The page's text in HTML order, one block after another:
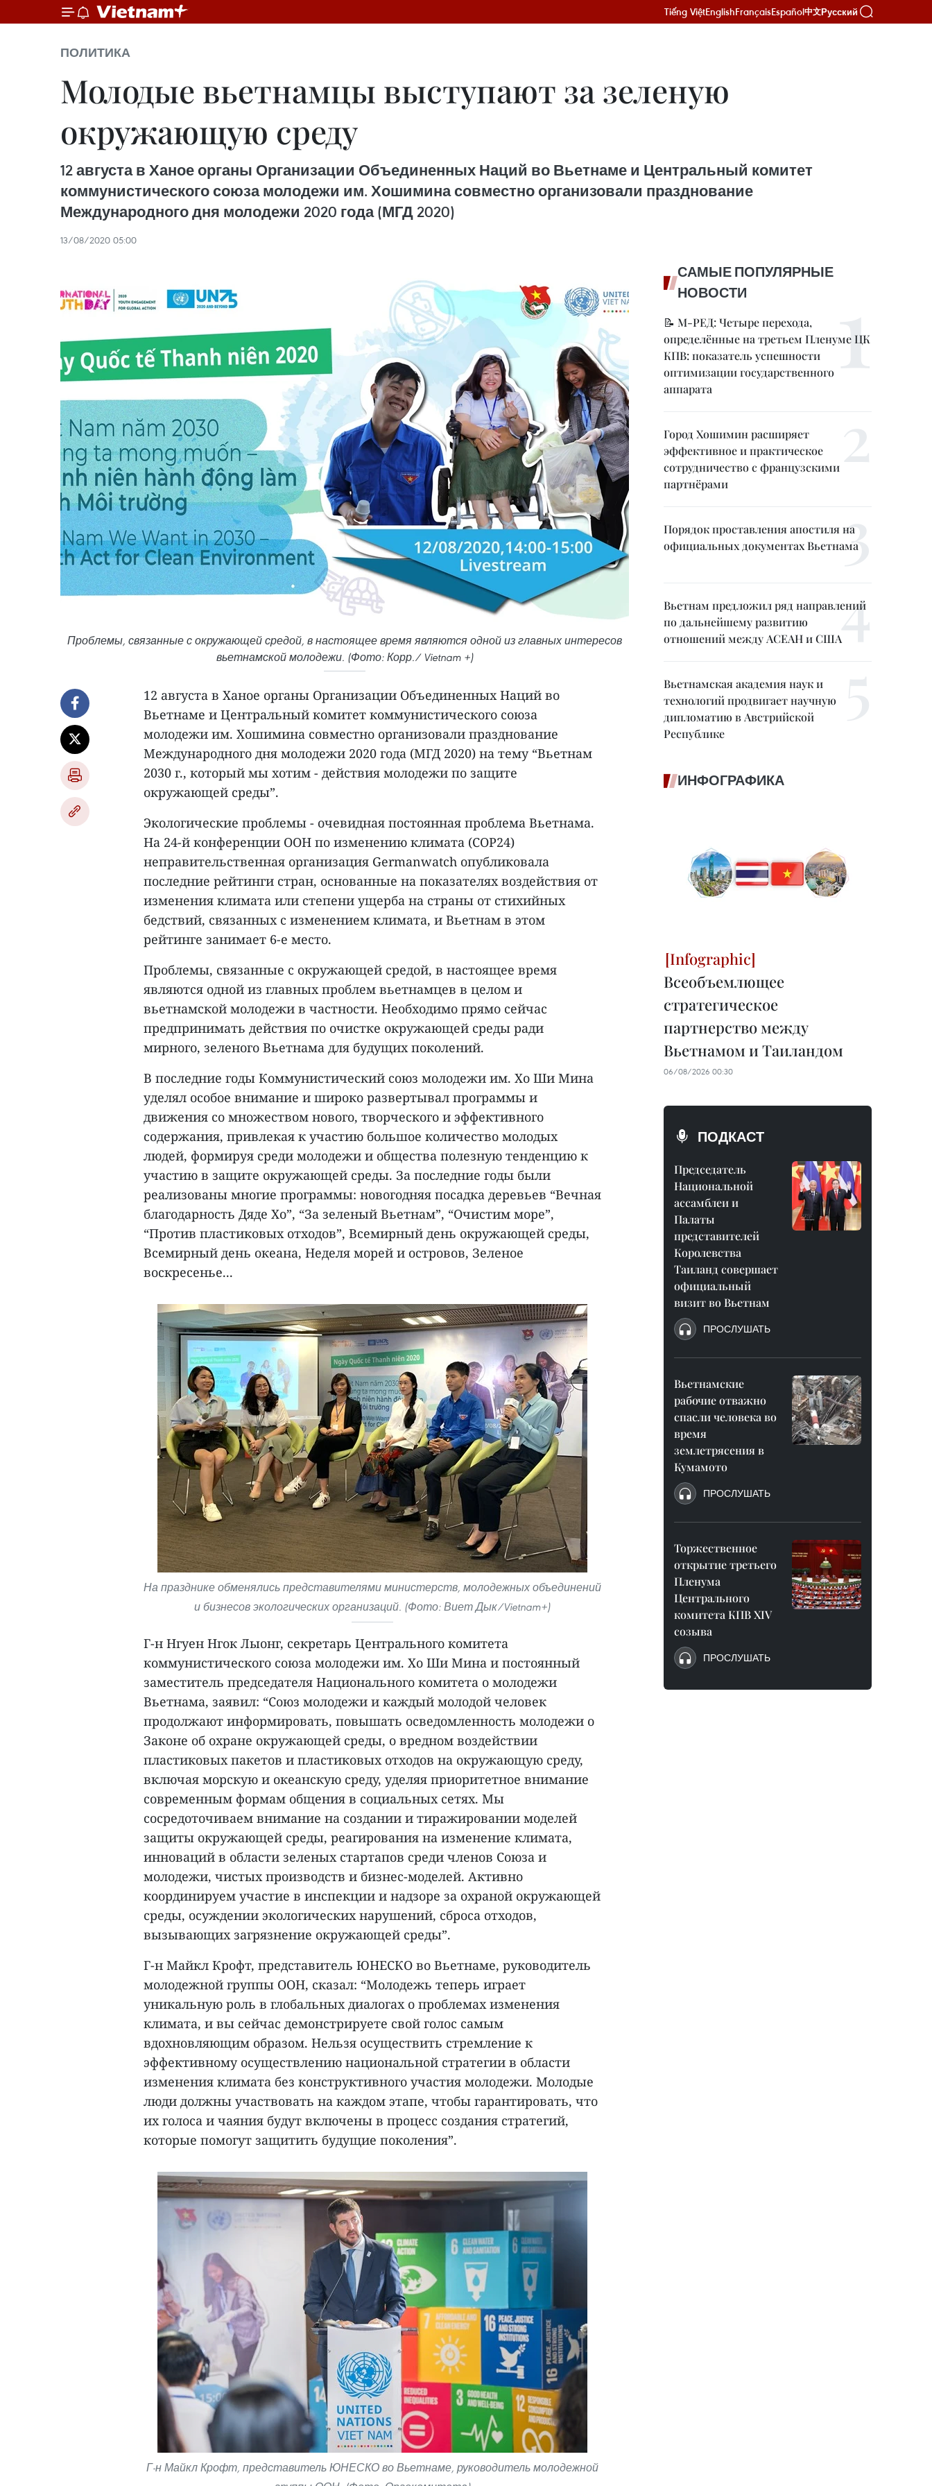
Tiếng ViệtEnglishFrançaisEspañol中文Русский
ПОЛИТИКА
Молодые вьетнамцы выступают за зеленую
окружающую среду
12 августа в Ханое органы Организации Объединенных Наций во Вьетнаме и Центральный комитет
коммунистического союза молодежи им. Хошимина совместно организовали празднование
Международного дня молодежи 2020 года (МГД 2020)
13/08/2020 05:00
Проблемы, связанные с окружающей средой, в настоящее время являются одной из главных интересов
вьетнамской молодежи. (Фото: Корр./ Vietnam +)
12 августа в Ханое органы Организации Объединенных Наций во
Вьетнаме и Центральный комитет коммунистического союза
молодежи им. Хошимина совместно организовали празднование
Международного дня молодежи 2020 года (МГД 2020) на тему “Вьетнам
2030 г., который мы хотим - действия молодежи по защите
окружающей среды”.
Экологические проблемы - очевидная постоянная проблема Вьетнама.
На 24-й конференции ООН по изменению климата (COP24)
неправительственная организация Germanwatch опубликовала
последние рейтинги стран, основанные на показателях воздействия от
изменения климата или степени ущерба на страны от стихийных
бедствий, связанных с изменением климата, и Вьетнам в этом
рейтинге занимает 6-е место.
Проблемы, связанные с окружающей средой, в настоящее время
являются одной из главных проблем вьетнамцев в целом и
вьетнамской молодежи в частности. Необходимо прямо сейчас
предпринимать действия по очистке окружающей среды ради
мирного, зеленого Вьетнама для будущих поколений.
В последние годы Коммунистический союз молодежи им. Хо Ши Мина
уделял особое внимание и широко развертывал программы и
движения со множеством нового, творческого и эффективного
содержания, привлекая к участию большое количество молодых
людей, формируя среди молодежи и общества полезную тенденцию к
участию в защите окружающей среды. За последние годы были
реализованы многие программы: новогодняя посадка деревьев “Вечная
благодарность Дяде Хо”, “За зеленый Вьетнам”, “Очистим море”,
“Против пластиковых отходов”, Всемирный день окружающей среды,
Всемирный день океана, Неделя морей и островов, Зеленое
воскресенье...
На празднике обменялись представителями министерств, молодежных объединений
и бизнесов экологических организаций. (Фото: Виет Дык/Vietnam+)
Г-н Нгуен Нгок Лыонг, секретарь Центрального комитета
коммунистического союза молодежи им. Хо Ши Мина и постоянный
заместитель председателя Национального комитета о молодежи
Вьетнама, заявил: “Союз молодежи и каждый молодой человек
продолжают информировать, повышать осведомленность молодежи о
Законе об охране окружающей среды, о вредном воздействии
пластиковых пакетов и пластиковых отходов на окружающую среду,
включая морскую и океанскую среду, уделяя приоритетное внимание
современным формам общения в социальных сетях. Мы
сосредоточиваем внимание на создании и тиражировании моделей
защиты окружающей среды, реагирования на изменение климата,
инноваций в области зеленых стартапов среди членов Союза и
молодежи, чистых производств и бизнес-моделей. Активно
координируем участие в инспекции и надзоре за охраной окружающей
среды, осуждении экологических нарушений, сброса отходов,
вызывающих загрязнение окружающей среды”.
Г-н Майкл Крофт, представитель ЮНЕСКО во Вьетнаме, руководитель
молодежной группы ООН, сказал: “Молодежь теперь играет
уникальную роль в глобальных диалогах о проблемах изменения
климата, и вы сейчас демонстрируете свой голос самым
вдохновляющим образом. Нельзя осуществить стремление к
эффективному осуществлению национальной стратегии в области
изменения климата без конструктивного участия молодежи. Молодые
люди должны участвовать на каждом этапе, чтобы гарантировать, что
их голоса и чаяния будут включены в процесс создания стратегий,
которые помогут защитить будущие поколения”.
Г-н Майкл Крофт, представитель ЮНЕСКО во Вьетнаме, руководитель молодежной
САМЫЕ ПОПУЛЯРНЫЕ
НОВОСТИ
📝 М-РЕД: Четыре перехода,
определённые на третьем Пленуме ЦК
КПВ: показатель успешности
оптимизации государственного
аппарата
Город Хошимин расширяет
эффективное и практическое
сотрудничество с французскими
партнёрами
Порядок проставления апостиля на
официальных документах Вьетнама
Вьетнам предложил ряд направлений
по дальнейшему развитию
отношений между АСЕАН и США
Вьетнамская академия наук и
технологий продвигает научную
дипломатию в Австрийской
Республике
ИНФОГРАФИКА
Всеобъемлющее
стратегическое
партнерство между
Вьетнамом и Таиландом
06/08/2026 00:30
ПОДКАСТ
Председатель
Национальной
ассамблеи и
Палаты
представителей
Королевства
Таиланд совершает
официальный
визит во Вьетнам
ПРОСЛУШАТЬ
Вьетнамские
рабочие отважно
спасли человека во
время
землетрясения в
Кумамото
ПРОСЛУШАТЬ
Торжественное
открытие третьего
Пленума
Центрального
комитета КПВ XIV
созыва
ПРОСЛУШАТЬ